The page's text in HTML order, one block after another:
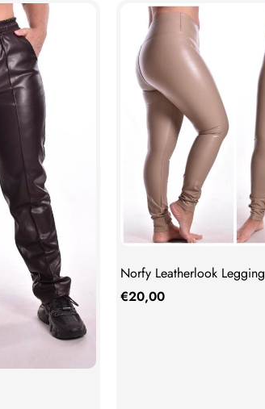
Norfy Leatherlook Legging
€20,00